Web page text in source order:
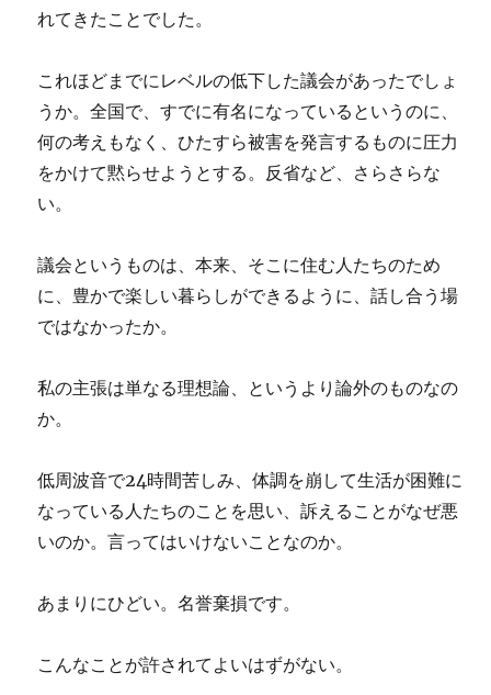
れてきたことでした。
これほどまでにレベルの低下した議会があったでしょ
うか。全国で、すでに有名になっているというのに、
何の考えもなく、ひたすら被害を発言するものに圧力
をかけて黙らせようとする。反省など、さらさらな
い。
議会というものは、本来、そこに住む人たちのため
に、豊かで楽しい暮らしができるように、話し合う場
ではなかったか。
私の主張は単なる理想論、というより論外のものなの
か。
低周波音で24時間苦しみ、体調を崩して生活が困難に
なっている人たちのことを思い、訴えることがなぜ悪
いのか。言ってはいけないことなのか。
あまりにひどい。名誉棄損です。
こんなことが許されてよいはずがない。